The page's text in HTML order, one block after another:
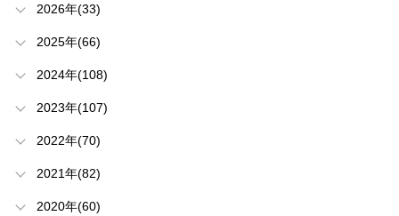
2026年(33)
2025年(66)
2024年(108)
2023年(107)
2022年(70)
2021年(82)
2020年(60)